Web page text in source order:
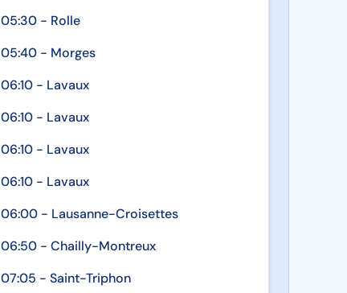
05:30 - Rolle
05:40 - Morges
06:10 - Lavaux
06:10 - Lavaux
06:10 - Lavaux
06:10 - Lavaux
06:00 - Lausanne-Croisettes
06:50 - Chailly-Montreux
07:05 - Saint-Triphon